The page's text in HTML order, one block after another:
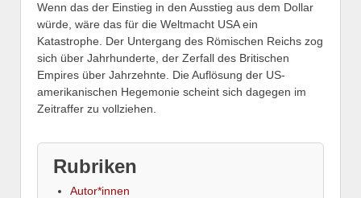
Wenn das der Einstieg in den Ausstieg aus dem Dollar
würde, wäre das für die Weltmacht USA ein
Katastrophe. Der Untergang des Römischen Reichs zog
sich über Jahrhunderte, der Zerfall des Britischen
Empires über Jahrzehnte. Die Auflösung der US-
amerikanischen Hegemonie scheint sich dagegen im
Zeitraffer zu vollziehen.
Rubriken
Autor*innen